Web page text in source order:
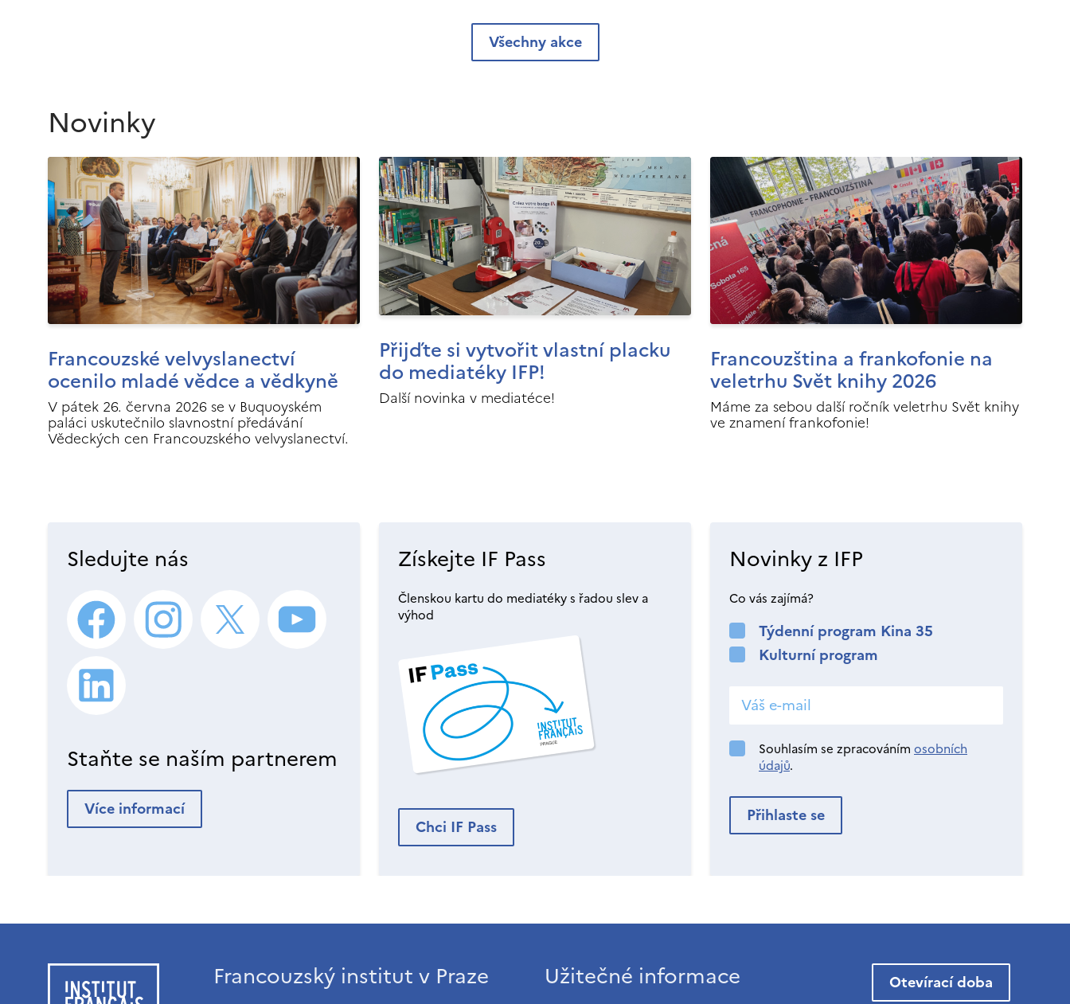
Všechny akce
Novinky
Francouzské velvyslanectví
ocenilo mladé vědce a vědkyně
V pátek 26. června 2026 se v Buquoyském
paláci uskutečnilo slavnostní předávání
Vědeckých cen Francouzského velvyslanectví.
Přijďte si vytvořit vlastní placku
do mediatéky IFP!
Další novinka v mediatéce!
Francouzština a frankofonie na
veletrhu Svět knihy 2026
Máme za sebou další ročník veletrhu Svět knihy
ve znamení frankofonie!
Sledujte nás
Staňte se naším partnerem
Více informací
Získejte IF Pass
Členskou kartu do mediatéky s řadou slev a
výhod
Chci IF Pass
Novinky z IFP
Co vás zajímá?
Týdenní program Kina 35
Kulturní program
Souhlasím se zpracováním osobních
údajů.
Francouzský institut v Praze Užitečné informace Otevírací doba